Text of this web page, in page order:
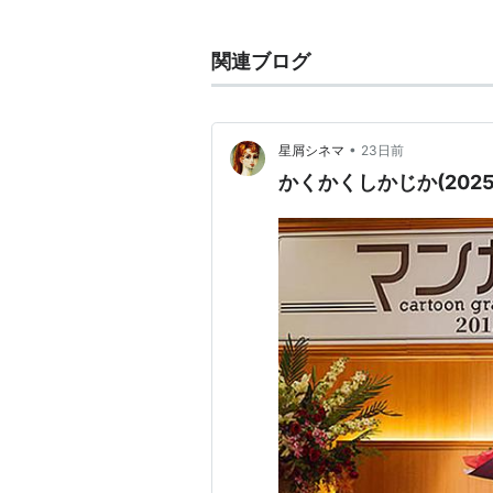
We Can☆（BSフジ）
映画
私の優しくない先輩
ゼブラーマン -ゼブラシティの逆
関連ブログ
星屑シネマ • 23日前
かくかくしかじか